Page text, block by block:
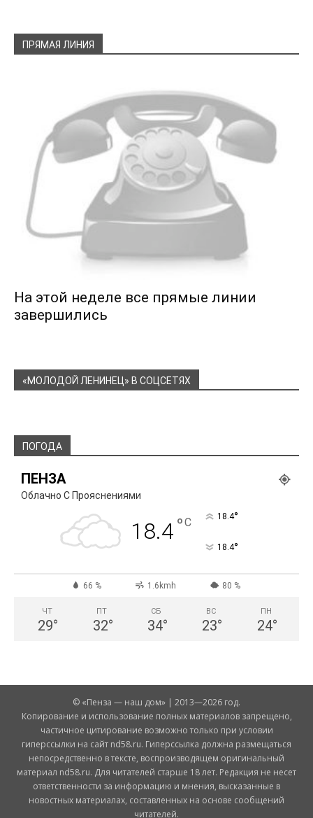
ПРЯМАЯ ЛИНИЯ
На этой неделе все прямые линии
завершились
«МОЛОДОЙ ЛЕНИНЕЦ» В СОЦСЕТЯХ
ПОГОДА
ПЕНЗА
Облачно С Прояснениями
18.4°C 18.4°
18.4°
66 % 1.6kmh 80 %
ЧТ
29°
ПТ
32°
СБ
34°
ВС
23°
ПН
24°
© «Пенза — наш дом» | 2013—2026 год.
Копирование и использование полных материалов запрещено,
частичное цитирование возможно только при условии
гиперссылки на сайт nd58.ru. Гиперссылка должна размещаться
непосредственно в тексте, воспроизводящем оригинальный
материал nd58.ru. Для читателей старше 18 лет. Редакция не несет
ответственности за информацию и мнения, высказанные в
новостных материалах, составленных на основе сообщений
читателей.